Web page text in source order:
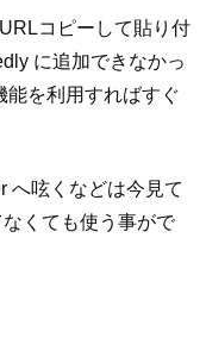
コピーして貼り付
に追加できなかっ
能を利用すればすぐ
へ呟くなどは今見て
くても使う事がで